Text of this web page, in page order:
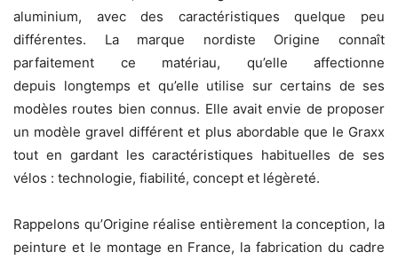
aluminium, avec des caractéristiques quelque peu
différentes. La marque nordiste Origine connaît
parfaitement ce matériau, qu’elle affectionne
depuis longtemps et qu’elle utilise sur certains de ses
modèles routes bien connus. Elle avait envie de proposer
un modèle gravel différent et plus abordable que le Graxx
tout en gardant les caractéristiques habituelles de ses
vélos : technologie, fiabilité, concept et légèreté.
Rappelons qu’Origine réalise entièrement la conception, la
peinture et le montage en France, la fabrication du cadre